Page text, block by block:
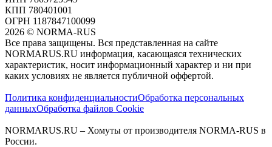
КПП 780401001
ОГРН 1187847100099
2026 © NORMA-RUS
Все права защищены. Вся представленная на сайте
NORMARUS.RU информация, касающаяся технических
характеристик, носит информационный характер и ни при
каких условиях не является публичной оффертой.‍
Политика конфиденциальностиОбработка персональных
данныхОбработка файлов Cookie
NORMARUS.RU – Хомуты от производителя NORMA-RUS в
России.